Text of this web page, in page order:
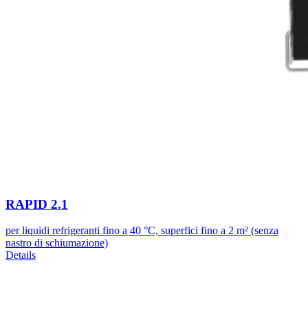
RAPID 2.1
per liquidi refrigeranti fino a 40 °C, superfici fino a 2 m² (senza
nastro di schiumazione)
Details